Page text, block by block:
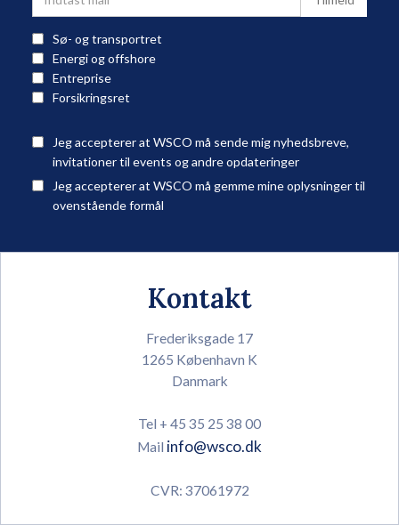
Sø- og transportret
Energi og offshore
Entreprise
Forsikringsret
Jeg accepterer at WSCO må sende mig nyhedsbreve,
invitationer til events og andre opdateringer
Jeg accepterer at WSCO må gemme mine oplysninger til
ovenstående formål
Kontakt
Frederiksgade 17
1265 København K
Danmark
Tel + 45 35 25 38 00
Mail info@wsco.dk
CVR: 37061972